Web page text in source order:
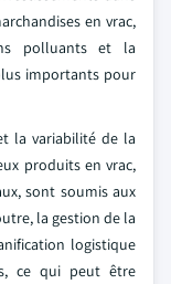
en vrac,
polluants et la
importants pour
la variabilité de la
produits en vrac,
sont soumis aux
la gestion de la
logistique
ce qui peut être